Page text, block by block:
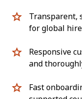
Transparent,
for global
Responsive
and
Fast